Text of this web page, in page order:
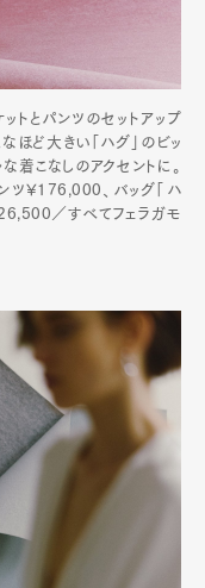
トとパンツのセットアップ
ほど大きい「ハグ」のビッ
着こなしのアクセントに。
ツ¥176,000、バッグ「ハ
／すべてフェラガモ